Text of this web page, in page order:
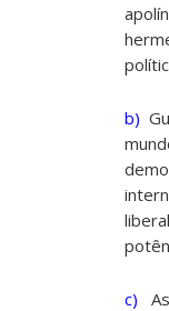
b)
c)